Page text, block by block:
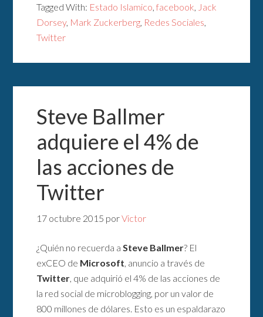
Tagged With: Estado Islamico,facebook, Jack
Dorsey, Mark Zuckerberg, Redes Sociales,
Twitter
Steve Ballmer
adquiere el 4% de
las acciones de
Twitter
17 octubre 2015 porVictor
¿Quién no recuerda aSteve Ballmer? El
exCEO de Microsoft, anuncio a través de
Twitter, que adquirió el 4% de las acciones de
la red social de microblogging, por un valor de
800 millones de dólares. Esto es un espaldarazo